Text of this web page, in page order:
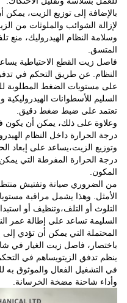
بالإضافة إلى توزيع الزيت،
لإزالة الشوائب والملوثات من
وسلامة النظام الهيدروليك، منع
المتسق.
فاصل زيت القطع الاحتياطية
النظام. عن طريق التحكم في
على مستويات الضغط المطلوبة
السليم للأسطوانات
تعتمد على ضبط ضغط دقيق.
وعلاوة على ذلك، يمكن أن
درجة الحرارة داخل النظام
وتوزيع الزيت،يساعد على إبعاد
درجة الحرارة المفرطة التي
المكون.
من الضروري صيانة وتفتيش
الأمثل. وهذا يشمل مراقبة
التلوث أو التلف،وتنظيف أو
السليمة تساعد على إطالة عمر
المحتملة التي يمكن أن تؤدي
باختصار، فاصل زيت الغيار في
ينظم تدفق الزيتويساهم في
في التشغيل الفعال والموثوق به
وأداء شاحنة مضخة الخرسانة.